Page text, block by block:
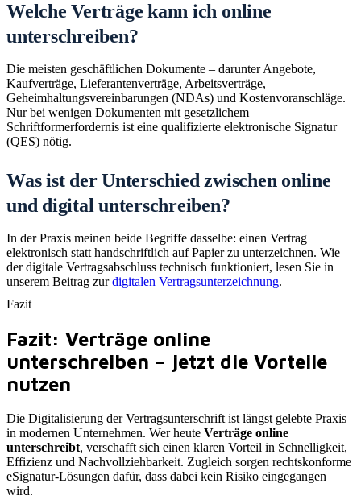
Welche Verträge kann ich online
unterschreiben?
Die meisten geschäftlichen Dokumente – darunter Angebote,
Kaufverträge, Lieferantenverträge, Arbeitsverträge,
Geheimhaltungsvereinbarungen (NDAs) und Kostenvoranschläge.
Nur bei wenigen Dokumenten mit gesetzlichem
Schriftformerfordernis ist eine qualifizierte elektronische Signatur
(QES) nötig.
Was ist der Unterschied zwischen online
und digital unterschreiben?
In der Praxis meinen beide Begriffe dasselbe: einen Vertrag
elektronisch statt handschriftlich auf Papier zu unterzeichnen. Wie
der digitale Vertragsabschluss technisch funktioniert, lesen Sie in
unserem Beitrag zurdigitalen Vertragsunterzeichnung.
Fazit
Fazit: Verträge online
unterschreiben – jetzt die Vorteile
nutzen
Die Digitalisierung der Vertragsunterschrift ist längst gelebte Praxis
in modernen Unternehmen. Wer heute Verträge online
unterschreibt, verschafft sich einen klaren Vorteil in Schnelligkeit,
Effizienz und Nachvollziehbarkeit. Zugleich sorgen rechtskonforme
eSignatur-Lösungen dafür, dass dabei kein Risiko eingegangen
wird.